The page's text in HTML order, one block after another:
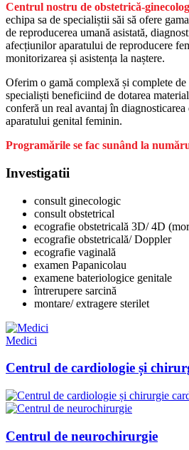
Centrul nostru de obstetrică-
echipa sa de specialiștii săi să ofere
de reproducerea umană asistată,
afecțiunilor aparatului de reproducere
monitorizarea și asistența la naștere.
Oferim o gamă complexă și complete
specialiști beneficiind de dotarea
conferă un real avantaj în
aparatului genital feminin.
Programările se fac sunând la
Investigatii
consult ginecologic
consult obstetrical
ecografie obstetricală 3D/ 4D
ecografie obstetricală/ Doppler
ecografie vaginală
examen Papanicolau
examene bateriologice genitale
întrerupere sarcină
montare/ extragere sterilet
Medici
Centrul de cardiologie și
Centrul de neurochirurgie